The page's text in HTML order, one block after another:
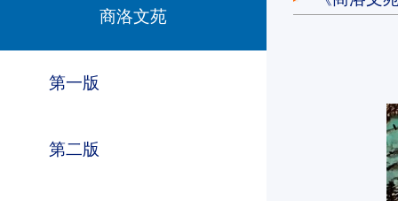
商洛文苑
第一版
第二版